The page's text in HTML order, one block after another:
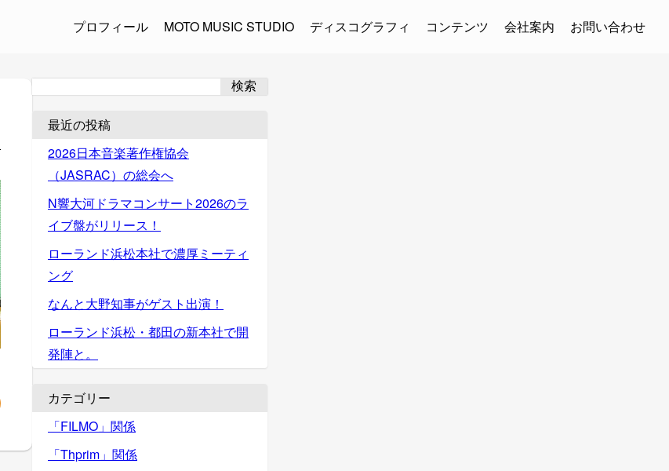
プロフィール MOTO MUSIC STUDIO ディスコグラフィ コンテンツ 会社案内 お問い合わせ
検索
最近の投稿
2026日本音楽著作権協会
（JASRAC）の総会へ
N響大河ドラマコンサート2026のラ
イブ盤がリリース！
ローランド浜松本社で濃厚ミーティ
ング
なんと大野知事がゲスト出演！
ローランド浜松・都田の新本社で開
発陣と。
カテゴリー
「FILMO」関係
「Thprim」関係